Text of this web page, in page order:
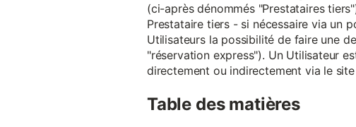
(ci-après dénommés "Prestataires
Prestataire tiers - si nécessaire via un
Utilisateurs la possibilité de faire une
"réservation express"). Un Utilisateur
directement ou indirectement via le
Table des matières